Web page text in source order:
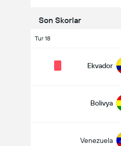
Son Skorlar
Tur 18
Ekvador
Bolivya
Venezuela